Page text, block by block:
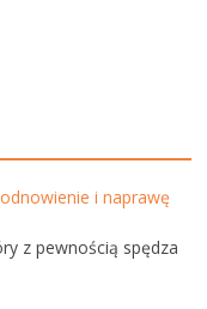
i naprawę
z pewnością spędza